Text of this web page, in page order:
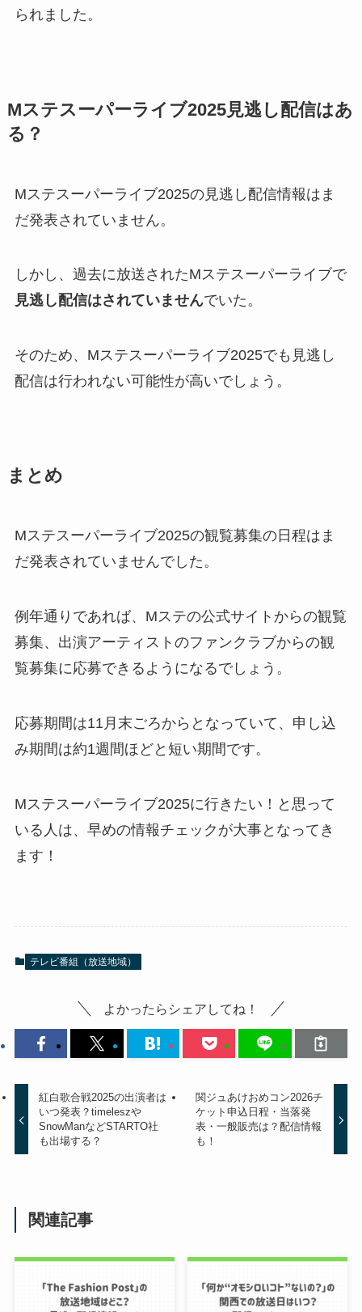
られました。
Mステスーパーライブ2025見逃し配信はあ
る？
Mステスーパーライブ2025の見逃し配信情報はま
だ発表されていません。
しかし、過去に放送されたMステスーパーライブで
見逃し配信はされていませんでいた。
そのため、Mステスーパーライブ2025でも見逃し
配信は行われない可能性が高いでしょう。
まとめ
Mステスーパーライブ2025の観覧募集の日程はま
だ発表されていませんでした。
例年通りであれば、Mステの公式サイトからの観覧
募集、出演アーティストのファンクラブからの観
覧募集に応募できるようになるでしょう。
応募期間は11月末ごろからとなっていて、申し込
み期間は約1週間ほどと短い期間です。
Mステスーパーライブ2025に行きたい！と思って
いる人は、早めの情報チェックが大事となってき
ます！
テレビ番組（放送地域）
よかったらシェアしてね！
紅白歌合戦2025の出演者は
いつ発表？timeleszや
SnowManなどSTARTO社
も出場する？
関ジュあけおめコン2026チ
ケット申込日程・当落発
表・一般販売は？配信情報
も！
関連記事